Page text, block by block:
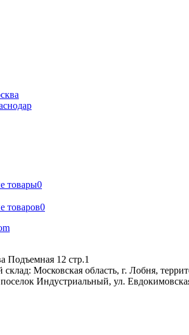
товары0
товаров0
Подъемная 12 стр.1
склад: Московская область, г. Лобня,
Индустриальный, ул.